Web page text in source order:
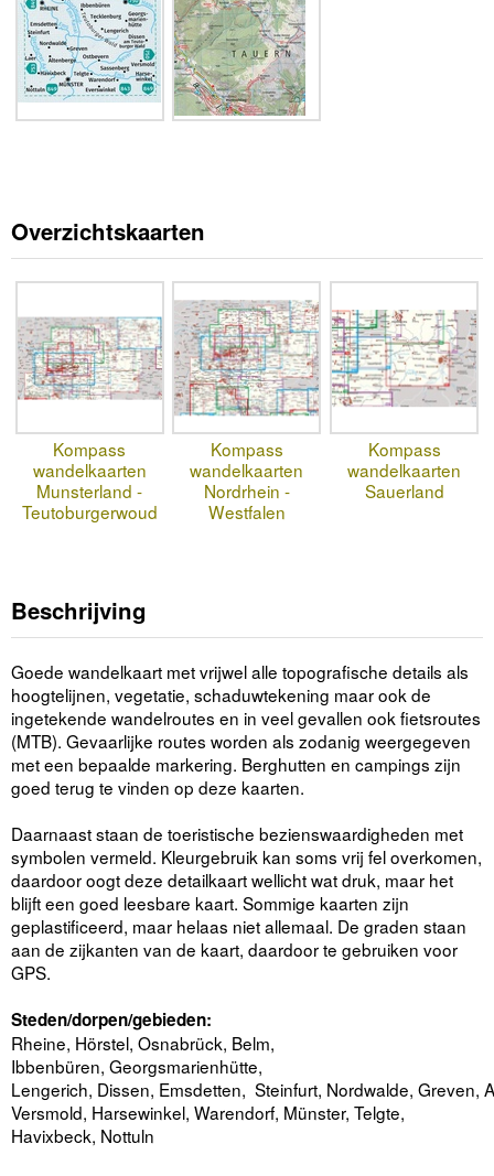
Overzichtskaarten
Kompass
wandelkaarten
Munsterland -
Teutoburgerwoud
Kompass
wandelkaarten
Nordrhein -
Westfalen
Kompass
wandelkaarten
Sauerland
Beschrijving
Goede wandelkaart met vrijwel alle topografische details als
hoogtelijnen, vegetatie, schaduwtekening maar ook de
ingetekende wandelroutes en in veel gevallen ook fietsroutes
(MTB). Gevaarlijke routes worden als zodanig weergegeven
met een bepaalde markering. Berghutten en campings zijn
goed terug te vinden op deze kaarten.
Daarnaast staan de toeristische bezienswaardigheden met
symbolen vermeld. Kleurgebruik kan soms vrij fel overkomen,
daardoor oogt deze detailkaart wellicht wat druk, maar het
blijft een goed leesbare kaart. Sommige kaarten zijn
geplastificeerd, maar helaas niet allemaal. De graden staan
aan de zijkanten van de kaart, daardoor te gebruiken voor
GPS.
Steden/dorpen/gebieden:
Rheine, Hörstel, Osnabrück, Belm,
Ibbenbüren, Georgsmarienhütte,
Lengerich, Dissen, Emsdetten, Steinfurt, Nordwalde, Greven,
Versmold, Harsewinkel, Warendorf, Münster, Telgte,
Havixbeck, Nottuln